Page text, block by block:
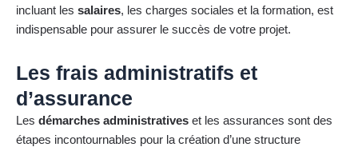
incluant les salaires, les charges sociales et la formation, est
indispensable pour assurer le succès de votre projet.
Les frais administratifs et
d’assurance
Les démarches administratives et les assurances sont des
étapes incontournables pour la création d’une structure